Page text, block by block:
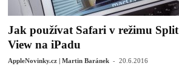
Jak používat Safari v režimu Split
View na iPadu
AppleNovinky.cz | Martin Baránek - 20.6.2016